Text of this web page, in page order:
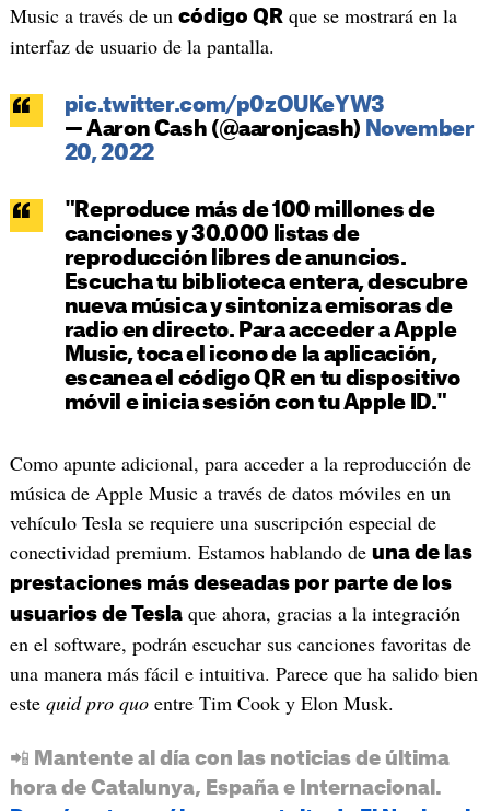
Music a través de un código QR que se mostrará en la
interfaz de usuario de la pantalla.
pic.twitter.com/p0zOUKeYW3
— Aaron Cash (@aaronjcash) November
20, 2022
"Reproduce más de 100 millones de
canciones y 30.000 listas de
reproducción libres de anuncios.
Escucha tu biblioteca entera, descubre
nueva música y sintoniza emisoras de
radio en directo. Para acceder a Apple
Music, toca el icono de la aplicación,
escanea el código QR en tu dispositivo
móvil e inicia sesión con tu Apple ID."
Como apunte adicional, para acceder a la reproducción de
música de Apple Music a través de datos móviles en un
vehículo Tesla se requiere una suscripción especial de
conectividad premium. Estamos hablando de una de las
prestaciones más deseadas por parte de los
usuarios de Teslaque ahora, gracias a la integración
en el software, podrán escuchar sus canciones favoritas de
una manera más fácil e intuitiva. Parece que ha salido bien
este quid pro quoentre Tim Cook y Elon Musk.
📲 Mantente al día con las noticias de última
hora de Catalunya, España e Internacional.